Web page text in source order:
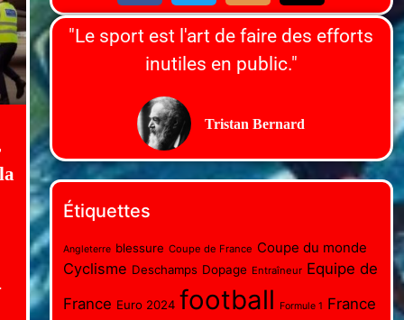
"Le sport est l'art de faire des efforts
inutiles en public."
Tristan Bernard
Étiquettes
Angleterre blessure Coupe de France Coupe du monde
Cyclisme Deschamps Dopage Entraîneur Equipe de
France Euro 2024 football Formule 1 France